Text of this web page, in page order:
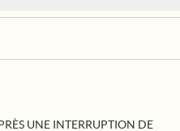
UNE INTERRUPTION DE